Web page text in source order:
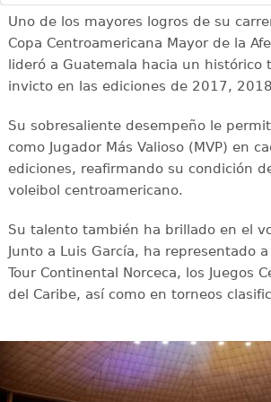
Uno de los mayores logros de su
Copa Centroamericana Mayor de la
lideró a Guatemala hacia un histórico
invicto en las ediciones de 2017,
Su sobresaliente desempeño le
como Jugador Más Valioso (MVP) en
ediciones, reafirmando su condición
voleibol centroamericano.
Su talento también ha brillado en el
Junto a Luis García, ha representado
Tour Continental Norceca, los Juegos
del Caribe, así como en torneos